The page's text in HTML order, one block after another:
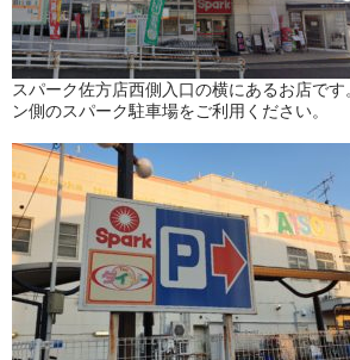
スパーク佐方店西側入口の横にあるお店で
ン側のスパーク駐車場をご利用ください。